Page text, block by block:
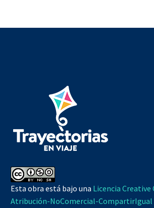
Esta obra está bajo una Licencia Creative
Atribución-NoComercial-CompartirIgual